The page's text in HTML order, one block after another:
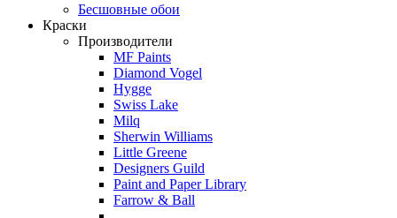
Бесшовные обои
Краски
Производители
MF Paints
Diamond Vogel
Hygge
Swiss Lake
Milq
Sherwin Williams
Little Greene
Designers Guild
Paint and Paper Library
Farrow & Ball